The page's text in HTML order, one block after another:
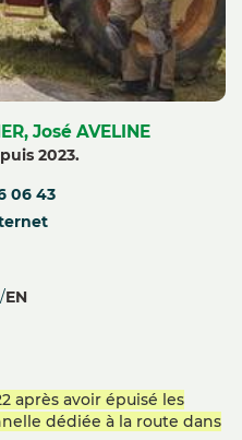
José AVELINE
2023.
06 43
EN
après avoir épuisé les
dédiée à la route dans